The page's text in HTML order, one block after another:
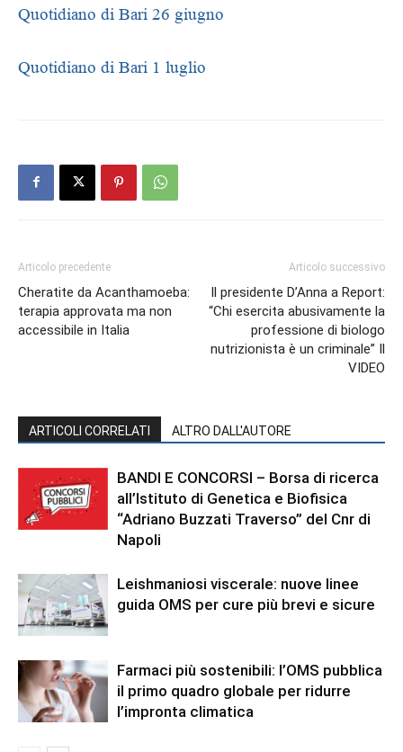
Quotidiano di Bari 26 giugno
Quotidiano di Bari 1 luglio
Articolo precedente
Cheratite da Acanthamoeba:
terapia approvata ma non
accessibile in Italia
Articolo successivo
Il presidente D’Anna a Report:
“Chi esercita abusivamente la
professione di biologo
nutrizionista è un criminale” Il
VIDEO
ARTICOLI CORRELATI ALTRO DALL'AUTORE
BANDI E CONCORSI – Borsa di ricerca
all’Istituto di Genetica e Biofisica
“Adriano Buzzati Traverso” del Cnr di
Napoli
Leishmaniosi viscerale: nuove linee
guida OMS per cure più brevi e sicure
Farmaci più sostenibili: l’OMS pubblica
il primo quadro globale per ridurre
l’impronta climatica